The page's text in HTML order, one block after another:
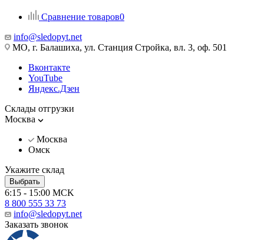
Сравнение товаров0
info@sledopyt.net
МО, г. Балашиха, ул. Станция Стройка, вл. 3, оф. 501
Вконтакте
YouTube
Яндекс.Дзен
Склады отгрузки
Москва
Москва
Омск
Укажите склад
Выбрать
6:15 - 15:00 MCK
8 800 555 33 73
info@sledopyt.net
Заказать звонок